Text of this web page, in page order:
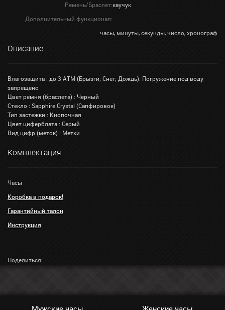
Ремень/Браслет:каучук
Дополнительный функционал:
часы, минуты, секунды, число, хронограф
Описание
Влагозащита : до 3 АТМ (Брызги; Снег; Дождь). Погружение под воду
запрещено
Цвет ремня (браслета) : Черный
Стекло : Sapphire Crystal (Сапфировое)
Тип застежки : Кнопочная
Цвет циферблата : Серый
Вид цифр (меток) : Метки
Комплектация
Часы
Коробка в подарок!
Гарантийный талон
Инструкция
Поделиться: